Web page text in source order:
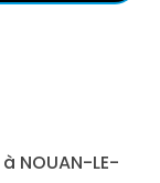
à NOUAN-LE-